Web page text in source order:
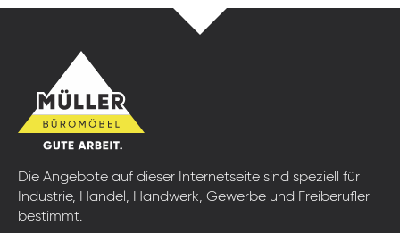
Die Angebote auf dieser Internetseite sind speziell für
Industrie, Handel, Handwerk, Gewerbe und Freiberufler
bestimmt.